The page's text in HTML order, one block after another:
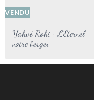
VENDU
Yahvé Rohi : L’Eternel
notre berger